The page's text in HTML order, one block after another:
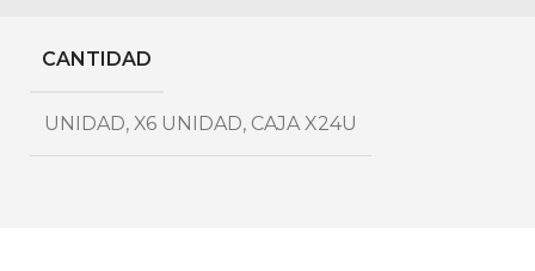
CANTIDAD
UNIDAD, X6 UNIDAD, CAJA X24U